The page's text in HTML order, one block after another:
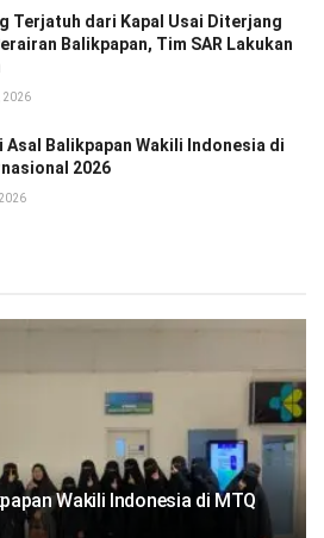
Terjatuh dari Kapal Usai Diterjang
Balikpapan, Tim SAR Lakukan
2026
Asal Balikpapan Wakili Indonesia di
2026
Wakili Indonesia di MTQ